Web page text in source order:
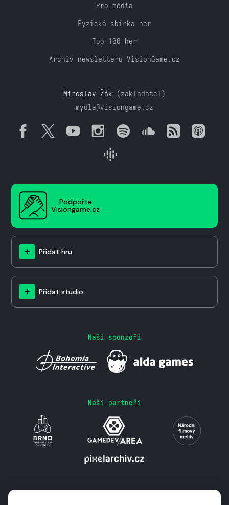
Pro média
Fyzická sbírka her
Top 100 her
Archiv newsletteru VisionGame.cz
Miroslav Žák (zakladatel)
mydla@visiongame.cz
Podpořte
Visiongame.cz
Přidat hru
Přidat studio
Naši sponzoři
Naši partneři